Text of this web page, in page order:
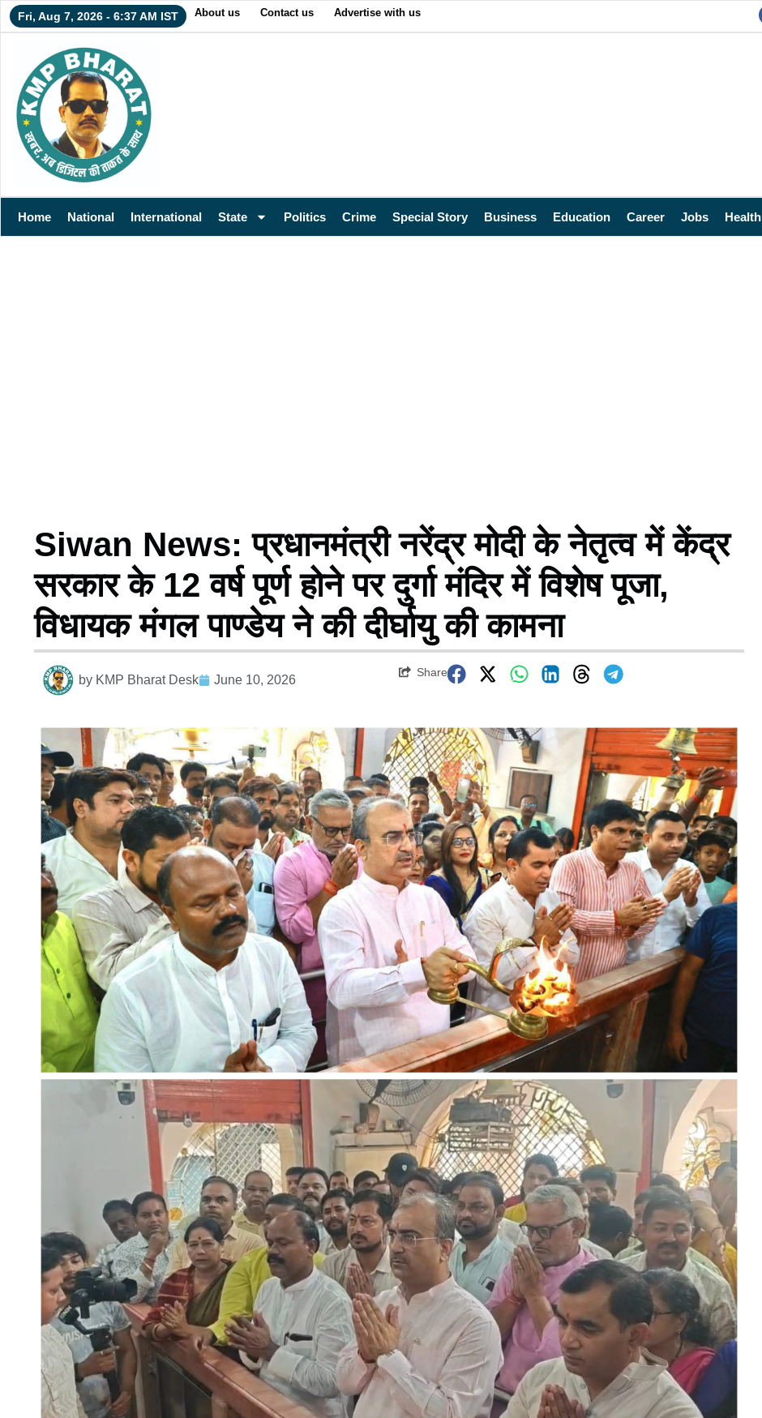
Fri, Aug 7, 2026 - 6:37 AM IST About us Contact us Advertise with us
Home National International State Politics Crime Special Story Business Education Career Jobs Health
Siwan News: प्रधानमंत्री नरेंद्र मोदी के नेतृत्व में केंद्र
सरकार के 12 वर्ष पूर्ण होने पर दुर्गा मंदिर में विशेष पूजा,
विधायक मंगल पाण्डेय ने की दीर्घायु की कामना
by KMP Bharat Desk June 10, 2026
Share